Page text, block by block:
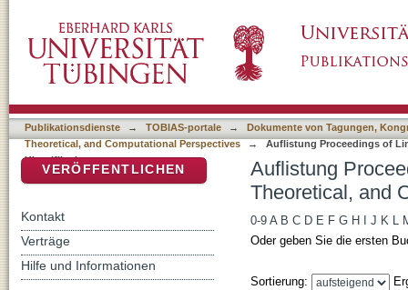
Perspectives nach DDC-Klassifikation
Publikationsdienste → TOBIAS-portale →
Dokumente von Tagungen,
Theoretical, and Computational Perspectives
→
Auflistung Proceedings of
Klassifikation
Auflistung
Theoretical, and
0-9 A B C D E F G H J K L
Oder geben Sie die ersten
Sortierung:
VERÖFFENTLICHEN
Kontakt
Verträge
Hilfe und Informationen